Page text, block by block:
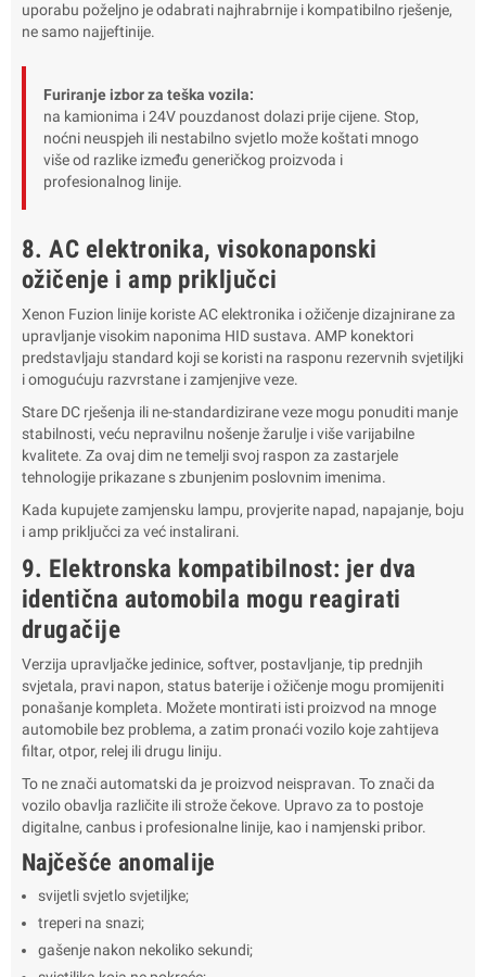
uporabu poželjno je odabrati najhrabrnije i kompatibilno rješenje,
ne samo najjeftinije.
Furiranje izbor za teška vozila:
na kamionima i 24V pouzdanost dolazi prije cijene. Stop,
noćni neuspjeh ili nestabilno svjetlo može koštati mnogo
više od razlike između generičkog proizvoda i
profesionalnog linije.
8. AC elektronika, visokonaponski
ožičenje i amp priključci
Xenon Fuzion linije koriste AC elektronika i ožičenje dizajnirane za
upravljanje visokim naponima HID sustava. AMP konektori
predstavljaju standard koji se koristi na rasponu rezervnih svjetiljki
i omogućuju razvrstane i zamjenjive veze.
Stare DC rješenja ili ne-standardizirane veze mogu ponuditi manje
stabilnosti, veću nepravilnu nošenje žarulje i više varijabilne
kvalitete. Za ovaj dim ne temelji svoj raspon za zastarjele
tehnologije prikazane s zbunjenim poslovnim imenima.
Kada kupujete zamjensku lampu, provjerite napad, napajanje, boju
i amp priključci za već instalirani.
9. Elektronska kompatibilnost: jer dva
identična automobila mogu reagirati
drugačije
Verzija upravljačke jedinice, softver, postavljanje, tip prednjih
svjetala, pravi napon, status baterije i ožičenje mogu promijeniti
ponašanje kompleta. Možete montirati isti proizvod na mnoge
automobile bez problema, a zatim pronaći vozilo koje zahtijeva
filtar, otpor, relej ili drugu liniju.
To ne znači automatski da je proizvod neispravan. To znači da
vozilo obavlja različite ili strože čekove. Upravo za to postoje
digitalne, canbus i profesionalne linije, kao i namjenski pribor.
Najčešće anomalije
svijetli svjetlo svjetiljke;
treperi na snazi;
gašenje nakon nekoliko sekundi;